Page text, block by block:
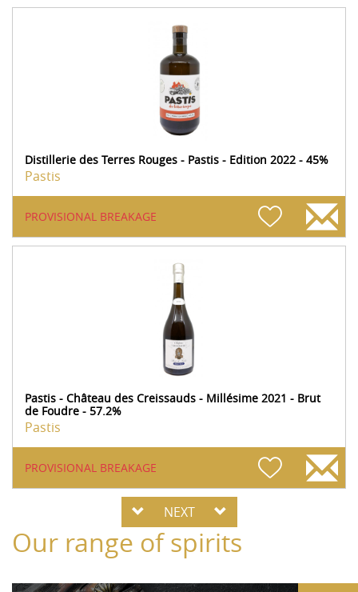
Distillerie des Terres Rouges - Pastis - Edition 2022 - 45%
Pastis
PROVISIONAL BREAKAGE
Pastis - Château des Creissauds - Millésime 2021 - Brut
de Foudre - 57.2%
Pastis
PROVISIONAL BREAKAGE
NEXT
Our range of spirits